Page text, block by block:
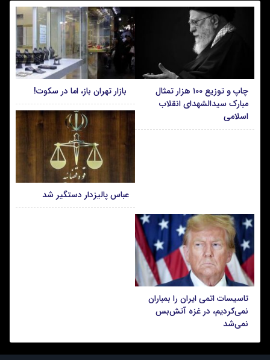
چاپ و توزیع ۱۰۰ هزار تمثال
مبارک سیدالشهدای انقلاب
اسلامی
بازار تهران باز، اما در سکوت!
عباس پالیزدار دستگیر شد
تاسیسات اتمی ایران را بمباران
نمی‌کردیم، در غزه آتش‌بس
نمی‌‎شد